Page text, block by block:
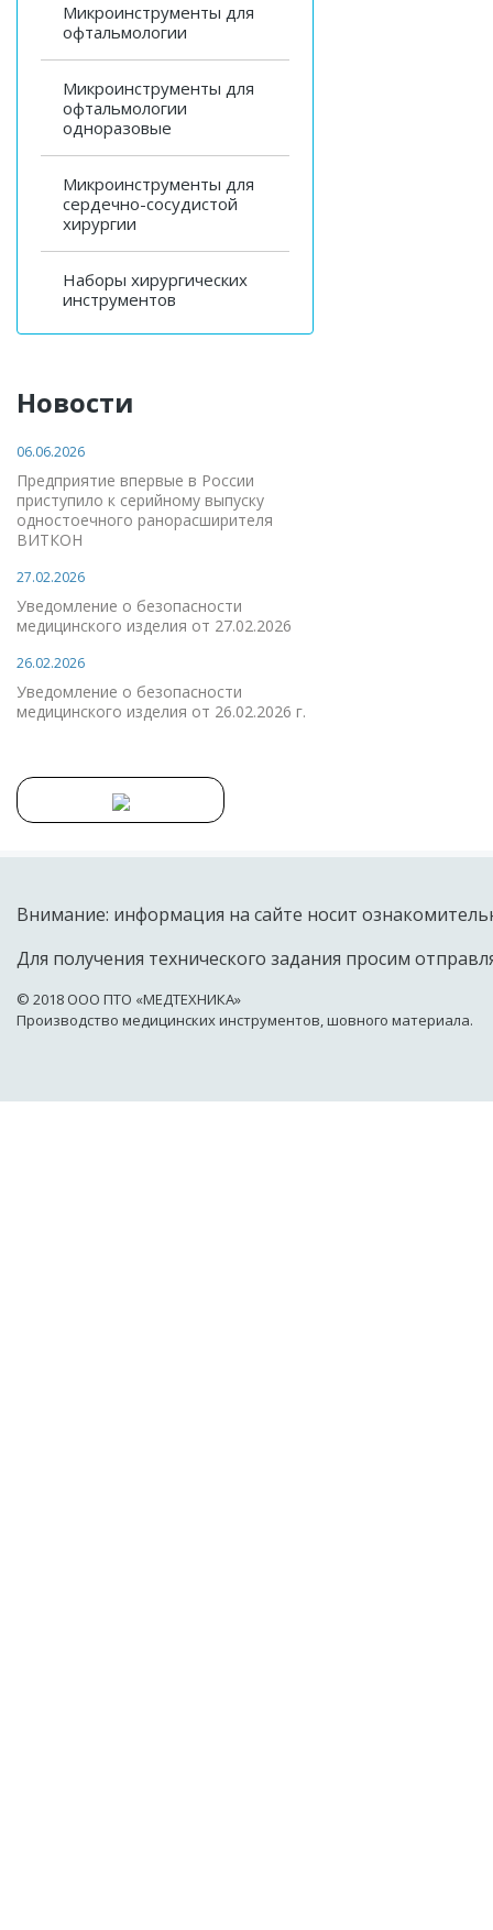
Микроинструменты для
офтальмологии
Микроинструменты для
офтальмологии
одноразовые
Микроинструменты для
сердечно-сосудистой
хирургии
Наборы хирургических
инструментов
Новости
06.06.2026
Предприятие впервые в России
приступило к серийному выпуску
одностоечного ранорасширителя
ВИТКОН
27.02.2026
Уведомление о безопасности
медицинского изделия от 27.02.2026
26.02.2026
Уведомление о безопасности
медицинского изделия от 26.02.2026 г.
Внимание: информация на сайте носит
Для получения технического задания просим
© 2018 OOO ПТО «МЕДТЕХНИКА»
Производство медицинских инструментов, шовного материала.